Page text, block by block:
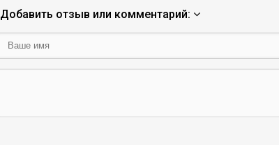
Добавить отзыв или комментарий: